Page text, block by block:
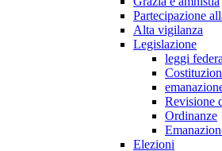
Partecipazione
Alta vigilanza
Legislazione
leggi
Revisione
Ordinanze
Elezioni